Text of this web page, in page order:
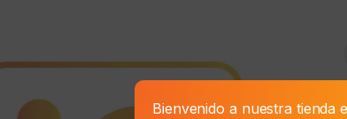
Bienvenido a nuestra tienda